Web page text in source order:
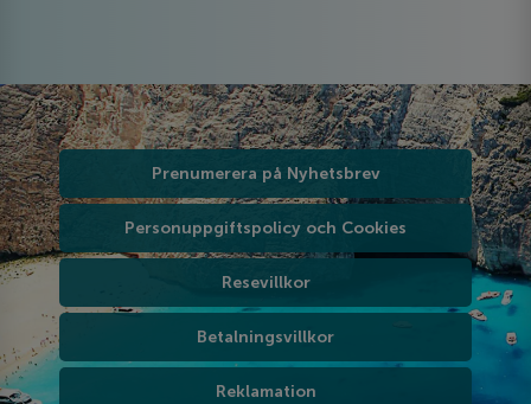
Prenumerera på Nyhetsbrev
Personuppgiftspolicy och Cookies
Resevillkor
Betalningsvillkor
Reklamation